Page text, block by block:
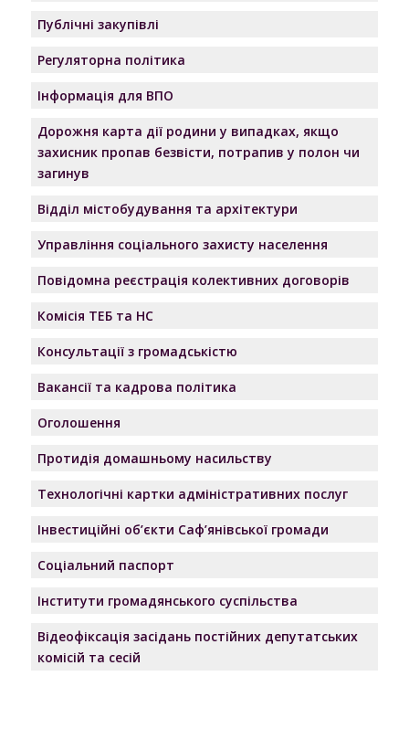
Публічні закупівлі
Регуляторна політика
Інформація для ВПО
Дорожня карта дії родини у випадках, якщо
захисник пропав безвісти, потрапив у полон чи
загинув
Відділ містобудування та архітектури
Управління соціального захисту населення
Повідомна реєстрація колективних договорів
Комісія ТЕБ та НС
Консультації з громадськістю
Вакансії та кадрова політика
Оголошення
Протидія домашньому насильству
Технологічні картки адміністративних послуг
Інвестиційні об’єкти Саф’янівської громади
Соціальний паспорт
Інститути громадянського суспільства
Відеофіксація засідань постійних депутатських
комісій та сесій